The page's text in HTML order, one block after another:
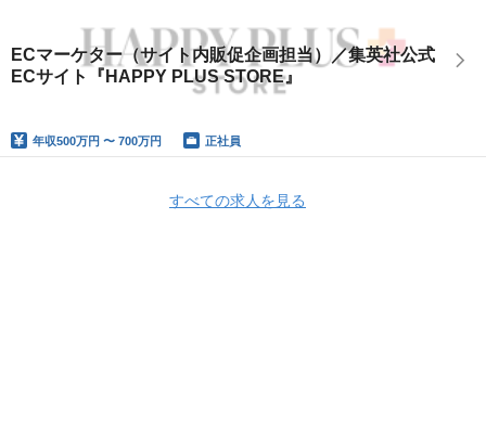
ECマーケター（サイト内販促企画担当）／集英社公式
ECサイト『HAPPY PLUS STORE』
年収500万円 〜 700万円 正社員
すべての求人を見る